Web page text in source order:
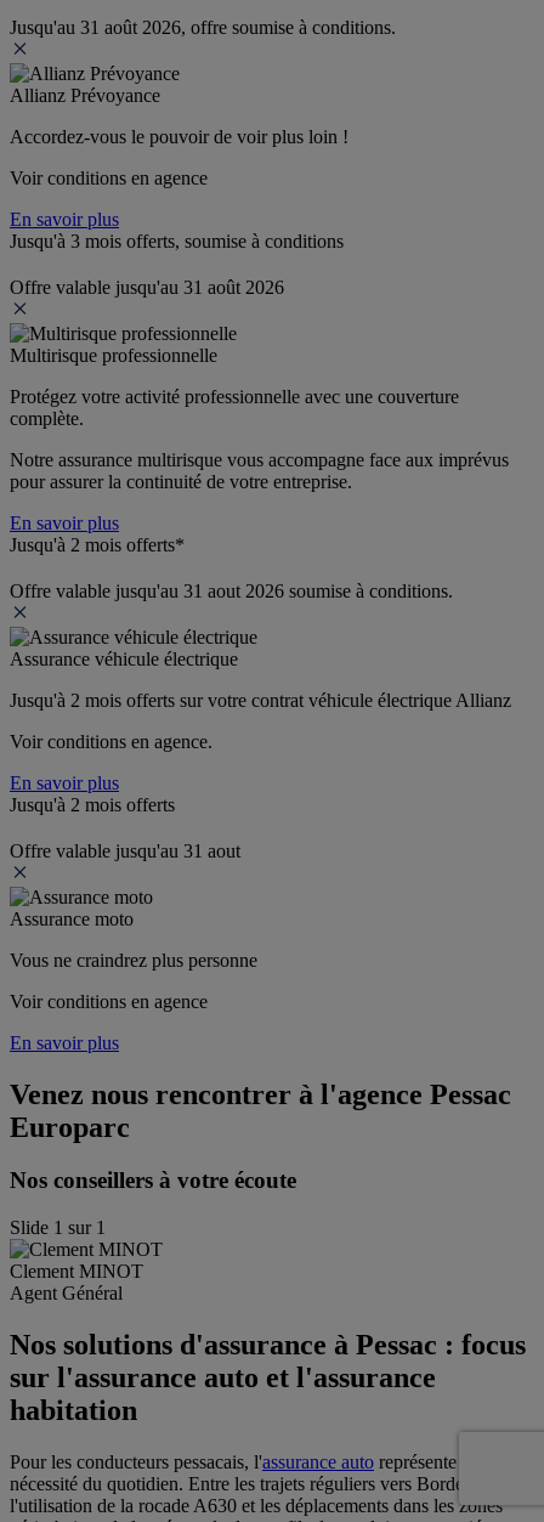
Jusqu'au 31 août 2026, offre soumise à conditions.
Allianz Prévoyance
Accordez-vous le pouvoir de voir plus loin !
Voir conditions en agence
En savoir plus
Jusqu'à 3 mois offerts, soumise à conditions
Offre valable jusqu'au 31 août 2026
Multirisque professionnelle
Protégez votre activité professionnelle avec une couverture
complète.
Notre assurance multirisque vous accompagne face aux imprévus
pour assurer la continuité de votre entreprise.
En savoir plus
Jusqu'à 2 mois offerts*
Offre valable jusqu'au 31 aout 2026 soumise à conditions.
Assurance véhicule électrique
Jusqu'à 2 mois offerts sur votre contrat véhicule électrique Allianz
Voir conditions en agence.
En savoir plus
Jusqu'à 2 mois offerts
Offre valable jusqu'au 31 aout
Assurance moto
Vous ne craindrez plus personne
Voir conditions en agence
En savoir plus
Venez nous rencontrer à l'agence Pessac
Europarc
Nos conseillers à votre écoute
Slide 1 sur 1
Clement MINOT
Agent Général
Nos solutions d'assurance à Pessac : focus
sur l'assurance auto et l'assurance
habitation
Pour les conducteurs pessacais, l'assurance auto représente une
nécessité du quotidien. Entre les trajets réguliers vers Bordeaux,
l'utilisation de la rocade A630 et les déplacements dans les zones